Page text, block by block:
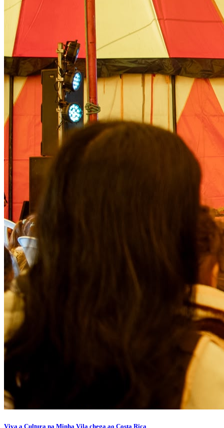
Viva a Cultura na Minha Vila chega ao Costa Rica